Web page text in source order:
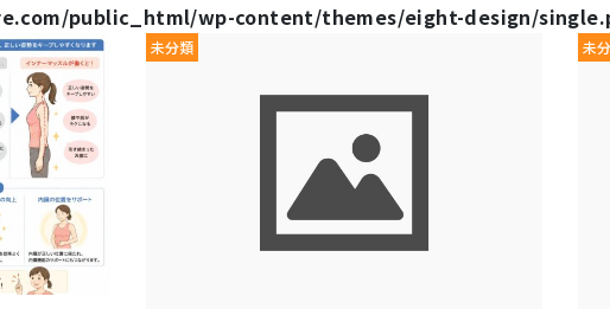
public_html/wp-content/themes/eight-design/
未分類 未